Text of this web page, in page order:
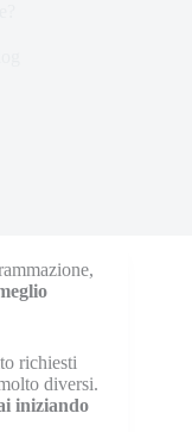
richiesti
diversi.
iniziando